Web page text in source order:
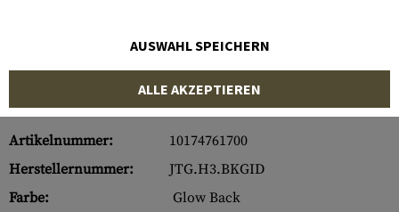
Artikelnummer:
10174761700
Herstellernummer:
JTG.H3.BKGID
Farbe:
Glow Back
AUSWAHL SPEICHERN
ALLE AKZEPTIEREN